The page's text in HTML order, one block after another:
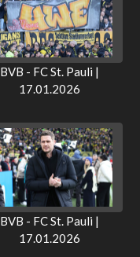
BVB - FC St. Pauli |
17.01.2026
BVB - FC St. Pauli |
17.01.2026